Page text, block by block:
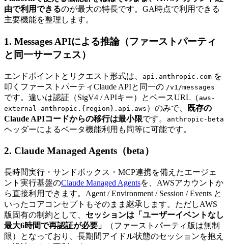
由で利用できるのが最大の特長です。GA時点で利用できる
主要機能を整理します。
1. Messages APIによる推論（ファーストパーティ
と同一サーフェス）
エンドポイントとリクエスト形式は、 api.anthropic.com を
叩くファーストパーティClaude APIと同一の /v1/messages
です。違いは認証（SigV4 / APIキー）とベースURL（ aws-
external-anthropic.{region}.api.aws ）のみで、
既存の
Claude APIコードからの移行は最小限です。 anthropic-beta
ヘッダーによるベータ機能利用も同等に可能です。
2. Claude Managed Agents（beta）
長時間実行・サンドボックス・MCP連携を備えたエージェ
ント実行基盤のClaude Managed Agentsを、AWSアカウントか
ら直接利用できます。Agent / Environment / Session / Events と
いったコアコンセプトもそのまま継承します。ただしAWS
版固有の制約として、 セッションは「ユーザーイベントなし
最大6時間で再認証が必要」
（ファーストパーティ版は無制
限）となっており、長期間アイドル状態のセッションを抱え